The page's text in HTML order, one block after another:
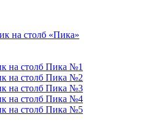
на столб «Пика»
на столб Пика №1
на столб Пика №2
на столб Пика №3
на столб Пика №4
на столб Пика №5